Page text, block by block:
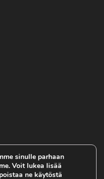
sinulle parhaan
Voit lukea lisää
ne käytöstä